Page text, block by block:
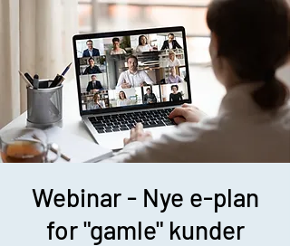
Webinar - Nye e-plan
for "gamle" kunder